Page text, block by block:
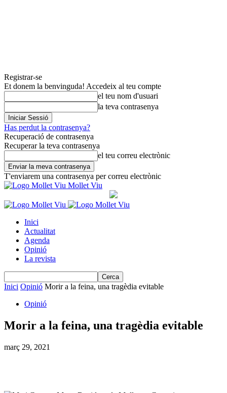
Registrar-se
Et donem la benvinguda! Accedeix al teu compte
el teu nom d'usuari
la teva contrasenya
Has perdut la contrasenya?
Recuperació de contrasenya
Recuperar la teva contrasenya
el teu correu electrònic
T'enviarem una contrasenya per correu electrònic
Mollet Viu
Inici
Actualitat
Agenda
Opinió
La revista
Inici Opinió Morir a la feina, una tragèdia evitable
Opinió
Morir a la feina, una tragèdia evitable
març 29, 2021